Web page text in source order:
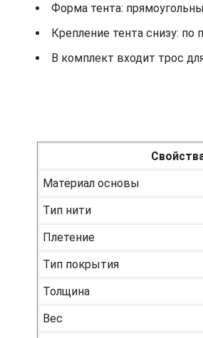
Форма тента:
Крепление тента снизу:
В комплект входит трос
Материал основы
Тип нити
Плетение
Тип покрытия
Толщина
Вес